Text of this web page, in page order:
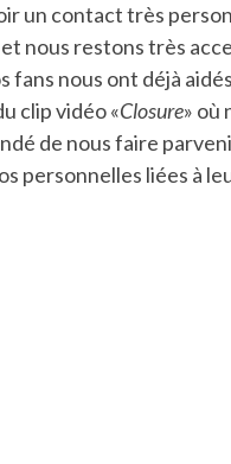
un contact très
nous restons très
fans nous ont déjà
clip vidéo «Closure» où
de nous faire
personnelles liées à